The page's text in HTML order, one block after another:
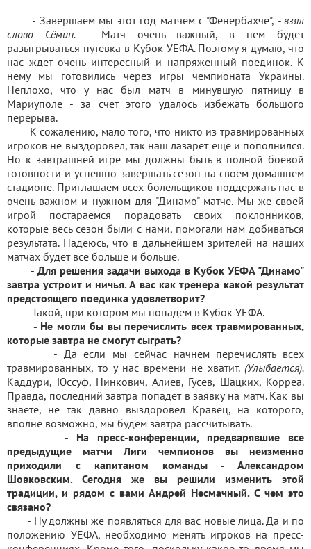
- Завершаем мы этот год матчем с "Фенербахче", - взял
слово Сёмин. - Матч очень важный, в нем будет
разыгрываться путевка в Кубок УЕФА. Поэтому я думаю, что
нас ждет очень интересный и напряженный поединок. К
нему мы готовились через игры чемпионата Украины.
Неплохо, что у нас был матч в минувшую пятницу в
Мариуполе - за счет этого удалось избежать большого
перерыва.
К сожалению, мало того, что никто из травмированных
игроков не выздоровел, так наш лазарет еще и пополнился.
Но к завтрашней игре мы должны быть в полной боевой
готовности и успешно завершать сезон на своем домашнем
стадионе. Приглашаем всех болельщиков поддержать нас в
очень важном и нужном для "Динамо" матче. Мы же своей
игрой постараемся порадовать своих поклонников,
которые весь сезон были с нами, помогали нам добиваться
результата. Надеюсь, что в дальнейшем зрителей на наших
матчах будет все больше и больше.
- Для решения задачи выхода в Кубок УЕФА "Динамо"
завтра устроит и ничья. А вас как тренера какой результат
предстоящего поединка удовлетворит?
- Такой, при котором мы попадем в Кубок УЕФА.
- Не могли бы вы перечислить всех травмированных,
которые завтра не смогут сыграть?
- Да если мы сейчас начнем перечислять всех
травмированных, то у нас времени не хватит. (Улыбается).
Каддури, Юссуф, Нинкович, Алиев, Гусев, Шацких, Корреа.
Правда, последний завтра попадет в заявку на матч. Как вы
знаете, не так давно выздоровел Кравец, на которого,
вполне возможно, мы будем завтра рассчитывать.
- На пресс-конференции, предварявшие все
предыдущие матчи Лиги чемпионов вы неизменно
приходили с капитаном команды - Александром
Шовковским. Сегодня же вы решили изменить этой
традиции, и рядом с вами Андрей Несмачный. С чем это
связано?
- Ну должны же появляться для вас новые лица. Да и по
положению УЕФА, необходимо менять игроков на пресс-